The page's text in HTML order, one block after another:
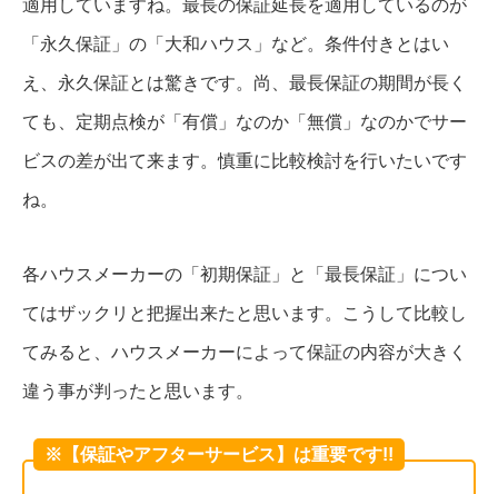
適用していますね。最長の保証延長を適用しているのが
「永久保証」の「大和ハウス」など。条件付きとはい
え、永久保証とは驚きです。尚、最長保証の期間が長く
ても、定期点検が「有償」なのか「無償」なのかでサー
ビスの差が出て来ます。慎重に比較検討を行いたいです
ね。
各ハウスメーカーの「初期保証」と「最長保証」につい
てはザックリと把握出来たと思います。こうして比較し
てみると、ハウスメーカーによって保証の内容が大きく
違う事が判ったと思います。
※【保証やアフターサービス】は重要です!!